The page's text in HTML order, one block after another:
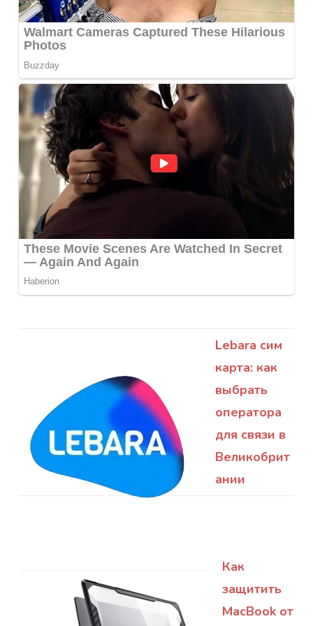
Lebara сим
карта: как
выбрать
оператора
для связи в
Великобрит
ании
Как
защитить
MacBook от